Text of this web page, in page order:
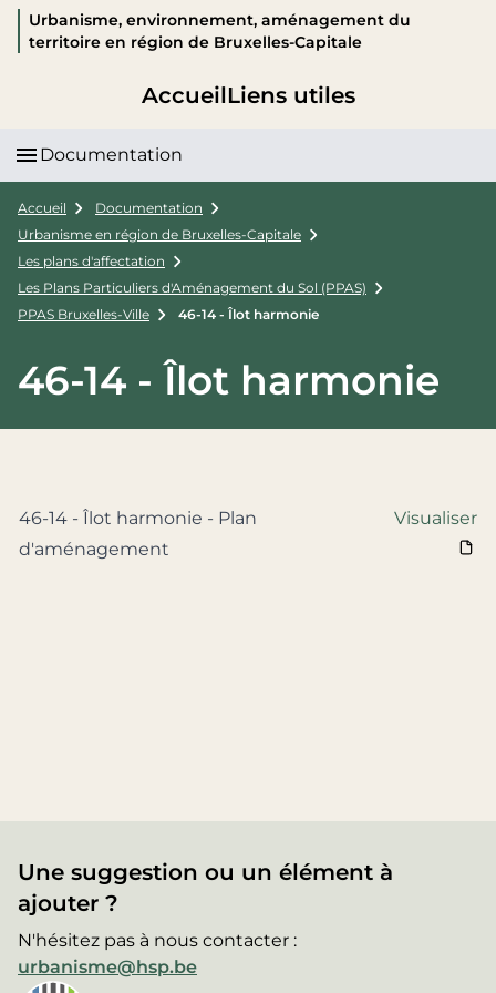
Urbanisme, environnement, aménagement du
territoire en région de Bruxelles-Capitale
AccueilLiens utiles
Documentation
Accueil
Documentation
Urbanisme en région de Bruxelles-Capitale
Les plans d'affectation
Les Plans Particuliers d'Aménagement du Sol (PPAS)
PPAS Bruxelles-Ville
46-14 - Îlot harmonie
46-14 - Îlot harmonie
46-14 - Îlot harmonie - Plan
d'aménagement
Visualiser
Une suggestion ou un élément à
ajouter ?
N'hésitez pas à nous contacter :
urbanisme@hsp.be